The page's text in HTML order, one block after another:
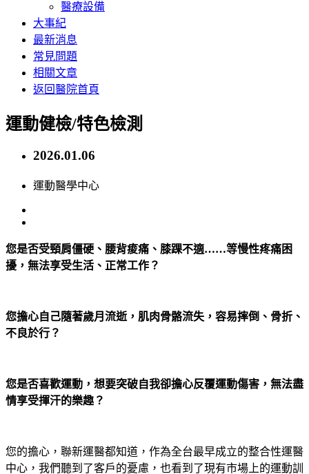
醫療設備
大事紀
最新消息
常見問題
相關文章
返回醫院首頁
運動健檢/特色檢測
2026.01.06
運動醫學中心
您是否受頸肩僵硬、腰背痠痛、膝踝不適……等慢性疼痛困
擾，無法享受生活、正常工作？
您擔心自己隨著歲月流逝，肌肉骨骼流失，容易摔倒、骨折、
不良於行？
您是否喜歡運動，想要突破自我卻擔心反覆運動傷害，無法盡
情享受揮汗的樂趣？
您的擔心，聯新運醫都知道，作為全台最早成立的整合性運醫
中心，我們聽到了客戶的憂慮，也看到了現有市場上的運動訓